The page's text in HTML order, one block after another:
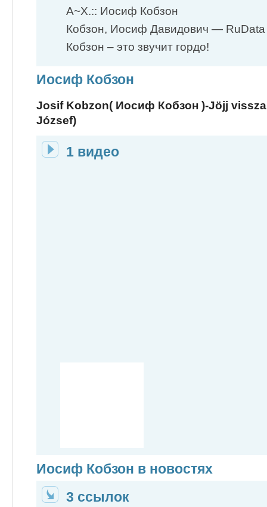
А~Х.:: Иосиф Кобзон
Кобзон, Иосиф Давидович — RuData
Кобзон – это звучит гордо!
Иосиф Кобзон
Josif Kobzon( Иосиф Кобзон )-Jöjj
József)
1 видео
Иосиф Кобзон в новостях
3 ссылок